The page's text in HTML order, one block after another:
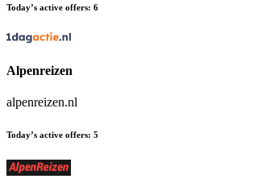
Today’s active offers: 6
Alpenreizen
alpenreizen.nl
Today’s active offers: 5